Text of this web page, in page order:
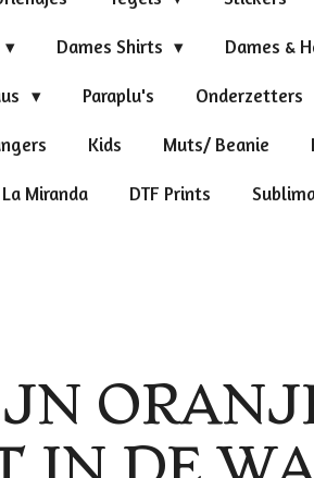
Dames Shirts Dames &
Paraplu's Onderzetters
Kids Muts/ Beanie
Miranda DTF Prints